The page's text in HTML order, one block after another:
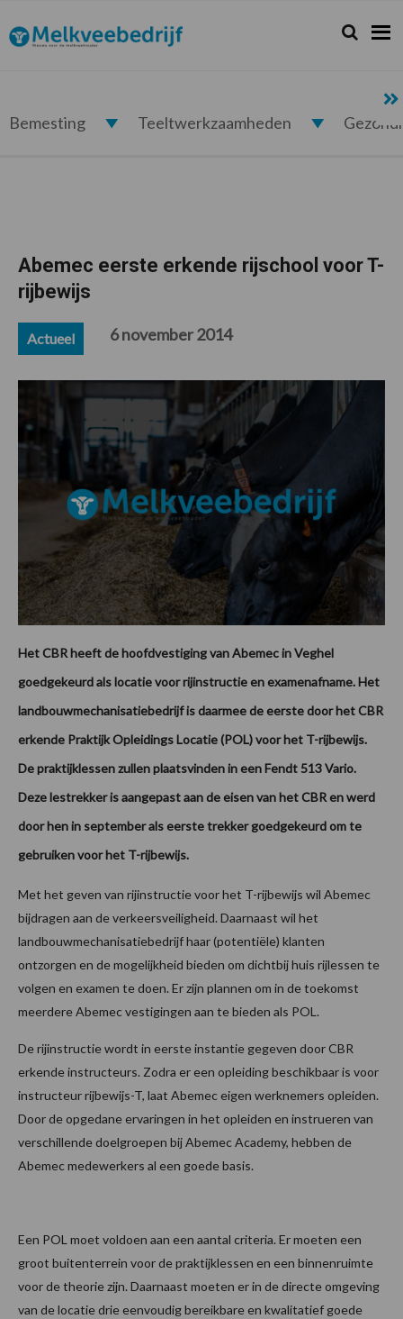
de
hoofdnavigatie
de
hoofd
de
eerste
de
voettekst
Melkveebedrijf.nl Zoeken...
Zoek
Bemesting Teeltwerkzaamheden
Abemec eerste erkende rijschool voor T-
rijbewijs
Actueel 6 november 2014
Het CBR heeft de hoofdvestiging van Abemec in Veghel
goedgekeurd als locatie voor rijinstructie en examenafname. Het
landbouwmechanisatiebedrijf is daarmee de eerste door het CBR
erkende Praktijk Opleidings Locatie (POL) voor het T-rijbewijs.
De praktijklessen zullen plaatsvinden in een Fendt 513 Vario.
Deze lestrekker is aangepast aan de eisen van het CBR en werd
door hen in september als eerste trekker goedgekeurd om te
gebruiken voor het T-rijbewijs.
Met het geven van rijinstructie voor het T-rijbewijs wil Abemec
bijdragen aan de verkeersveiligheid. Daarnaast wil het
landbouwmechanisatiebedrijf haar (potentiële) klanten
ontzorgen en de mogelijkheid bieden om dichtbij huis rijlessen te
volgen en examen te doen. Er zijn plannen om in de toekomst
meerdere Abemec vestigingen aan te bieden als POL.
De rijinstructie wordt in eerste instantie gegeven door CBR
erkende instructeurs. Zodra er een opleiding beschikbaar is voor
instructeur rijbewijs-T, laat Abemec eigen werknemers opleiden.
Door de opgedane ervaringen in het opleiden en instrueren van
verschillende doelgroepen bij Abemec Academy, hebben de
Abemec medewerkers al een goede basis.
Een POL moet voldoen aan een aantal criteria. Er moeten een
groot buitenterrein voor de praktijklessen en een binnenruimte
voor de theorie zijn. Daarnaast moeten er in de directe omgeving
van de locatie drie eenvoudig bereikbare en kwalitatief goede